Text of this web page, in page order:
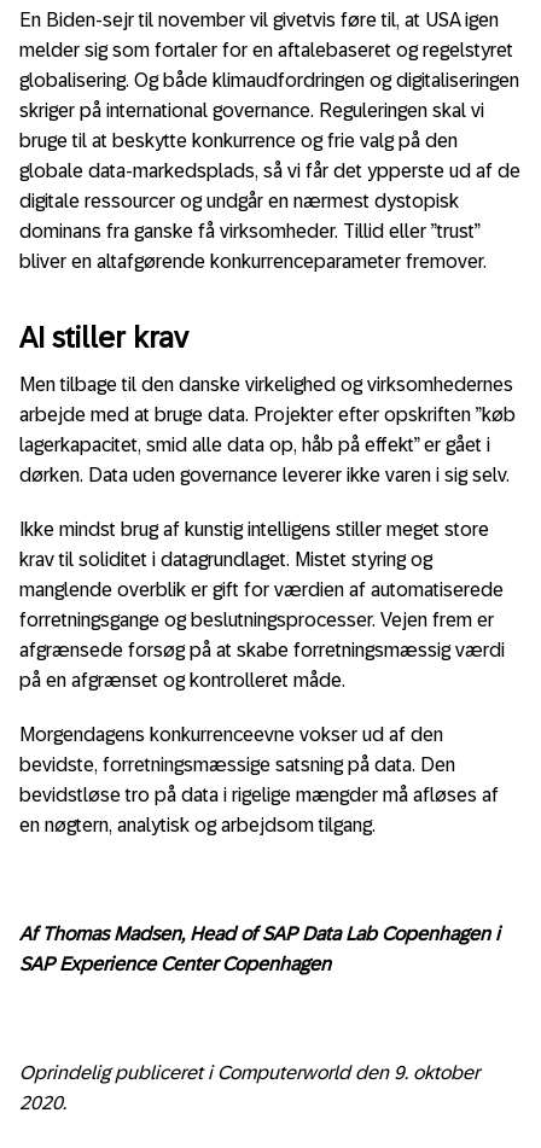
En Biden-sejr til november vil givetvis føre til, at USA igen
melder sig som fortaler for en aftalebaseret og regelstyret
globalisering. Og både klimaudfordringen og digitaliseringen
skriger på international governance. Reguleringen skal vi
bruge til at beskytte konkurrence og frie valg på den
globale data-markedsplads, så vi får det ypperste ud af de
digitale ressourcer og undgår en nærmest dystopisk
dominans fra ganske få virksomheder. Tillid eller ”trust”
bliver en altafgørende konkurrenceparameter fremover.
AI stiller krav
Men tilbage til den danske virkelighed og virksomhedernes
arbejde med at bruge data. Projekter efter opskriften ”køb
lagerkapacitet, smid alle data op, håb på effekt” er gået i
dørken. Data uden governance leverer ikke varen i sig selv.
Ikke mindst brug af kunstig intelligens stiller meget store
krav til soliditet i datagrundlaget. Mistet styring og
manglende overblik er gift for værdien af automatiserede
forretningsgange og beslutningsprocesser. Vejen frem er
afgrænsede forsøg på at skabe forretningsmæssig værdi
på en afgrænset og kontrolleret måde.
Morgendagens konkurrenceevne vokser ud af den
bevidste, forretningsmæssige satsning på data. Den
bevidstløse tro på data i rigelige mængder må afløses af
en nøgtern, analytisk og arbejdsom tilgang.
Af Thomas Madsen, Head of SAP Data Lab Copenhagen i
SAP Experience Center Copenhagen
Oprindelig publiceret i Computerworld den 9. oktober
2020.